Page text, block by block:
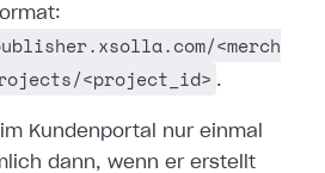
<merch
<project_id> .
Kundenportal nur einmal
dann, wenn er erstellt